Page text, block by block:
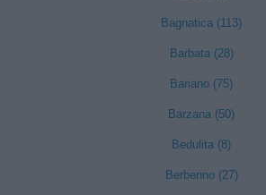
Bagnatica (113)
Barbata (28)
Bariano (75)
Barzana (50)
Bedulita (8)
Berbenno (27)